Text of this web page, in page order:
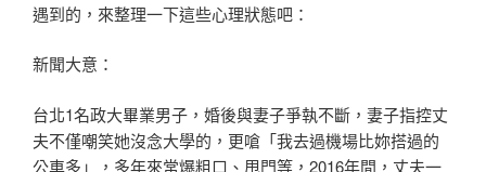
遇到的，來整理一下這些心理狀態吧：
新聞大意：
台北1名政大畢業男子，婚後與妻子爭執不斷，妻子指控丈
夫不僅嘲笑她沒念大學的，更嗆「我去過機場比妳搭過的
公車多」，多年來常爆粗口、甩門等，2016年間，丈夫一